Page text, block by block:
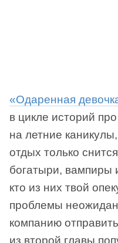
«Одаренная
в цикле историй
на летние
отдых только
богатыри, вампиры
кто из них твой
проблемы
компанию
из второй главы